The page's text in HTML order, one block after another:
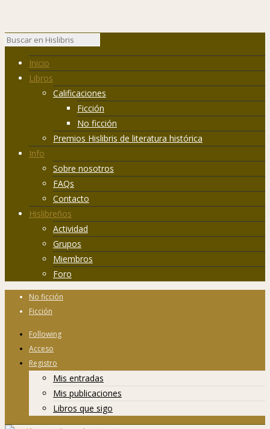
Inicio
Libros
Calificaciones
Ficción
No ficción
Premios Hislibris de literatura histórica
Info
Sobre nosotros
FAQs
Contacto
Hislibreños
Actividad
Grupos
Miembros
Foro
No ficción
Ficción
Following
Acceso
Registro
Mis entradas
Mis publicaciones
Libros que sigo